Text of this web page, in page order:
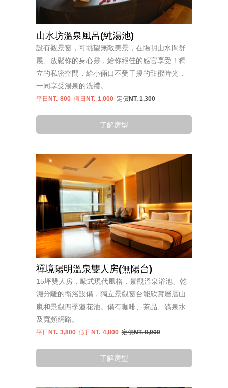
山水坊溫泉風呂(純湯池)
設有觀景窗，可眺望無敵美景，在陽明山水間舒
展、放鬆你的身心靈，給你絕佳的感官享受！獨
立的私密空間，給小倆口不受干擾的甜蜜時光，
一同享受湯泉的洗禮。
平日NT. 800 假日NT. 1,000定價NT. 1,300
了解房型
禪境陽明溫泉雙人房(無陽台)
15坪雙人房，歐式現代風格，景觀溫泉浴池、乾
濕分離的衛浴設備，獨立景觀窗台能欣賞層層山
嵐和景觀四季蓮花池。備有咖啡、茶品、礦泉水
及寬頻網路。
平日NT. 3,800 假日NT. 4,800定價NT. 8,000
了解房型